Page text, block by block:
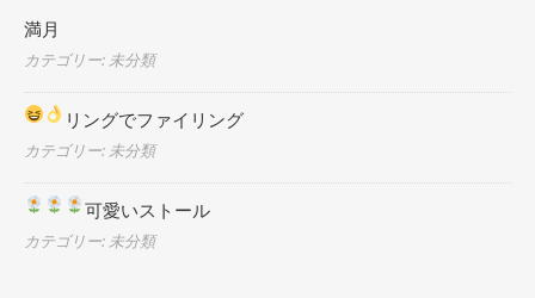
満月
カテゴリー: 未分類
リングでファイリング
カテゴリー: 未分類
可愛いストール
カテゴリー: 未分類